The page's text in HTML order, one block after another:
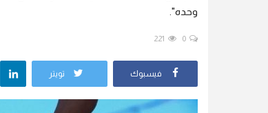
وحده".
0
221
فيسبوك تويتر